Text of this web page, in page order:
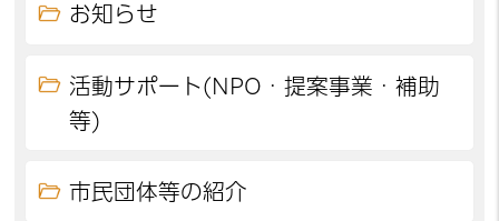
お知らせ
活動サポート(NPO・提案事業・補助
等)
市民団体等の紹介